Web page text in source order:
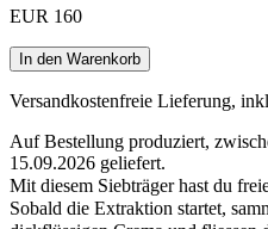
EUR 160
In den Warenkorb
Versandkostenfreie Lieferung,
Auf Bestellung produziert,
15.09.2026 geliefert.
Mit diesem Siebträger hast du
Sobald die Extraktion startet,